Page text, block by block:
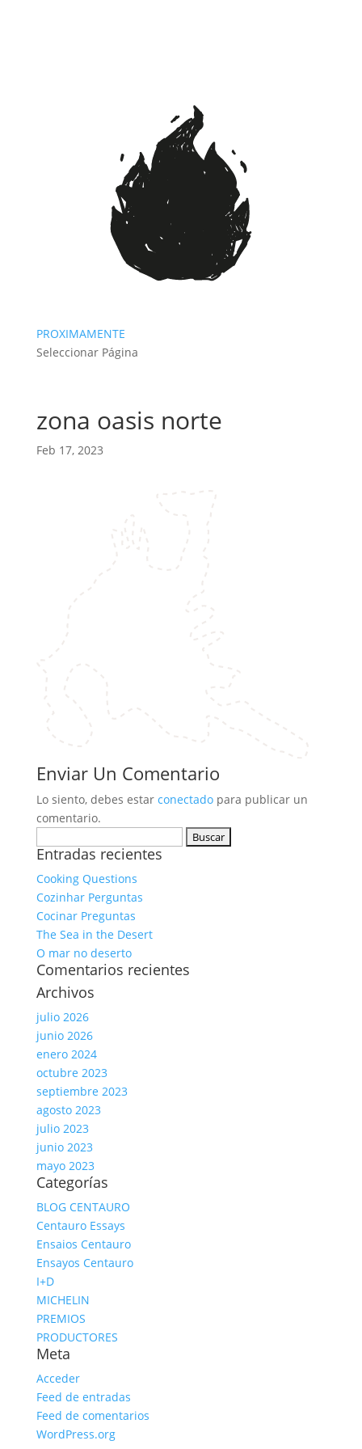
PROXIMAMENTE
Seleccionar Página
zona oasis norte
Feb 17, 2023
Enviar Un Comentario
Lo siento, debes estar conectadopara publicar un
comentario.
Entradas recientes
Cooking Questions
Cozinhar Perguntas
Cocinar Preguntas
The Sea in the Desert
O mar no deserto
Comentarios recientes
Archivos
julio 2026
junio 2026
enero 2024
octubre 2023
septiembre 2023
agosto 2023
julio 2023
junio 2023
mayo 2023
Categorías
BLOG CENTAURO
Centauro Essays
Ensaios Centauro
Ensayos Centauro
I+D
MICHELIN
PREMIOS
PRODUCTORES
Meta
Acceder
Feed de entradas
Feed de comentarios
WordPress.org